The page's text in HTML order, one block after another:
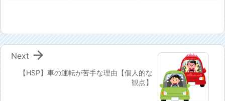
【HSP】車の運転が苦手な理由【個人的な
観点】

Next